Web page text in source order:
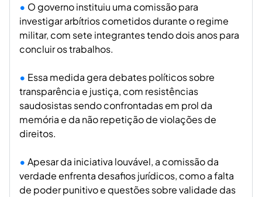
O governo instituiu uma comissão para
investigar arbítrios cometidos durante o regime
militar, com sete integrantes tendo dois anos para
concluir os trabalhos.
Essa medida gera debates políticos sobre
transparência e justiça, com resistências
saudosistas sendo confrontadas em prol da
memória e da não repetição de violações de
direitos.
Apesar da iniciativa louvável, a comissão da
verdade enfrenta desafios jurídicos, como a falta
de poder punitivo e questões sobre validade das